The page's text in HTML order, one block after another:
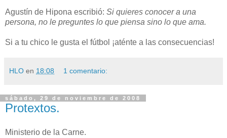
Agustín de Hipona escribió: Si quieres conocer a una
persona, no le preguntes lo que piensa sino lo que ama.
Si a tu chico le gusta el fútbol ¡aténte a las consecuencias!
HLO en 18:08 1 comentario:
sábado, 29 de noviembre de 2008
Protextos.
Ministerio de la Carne.